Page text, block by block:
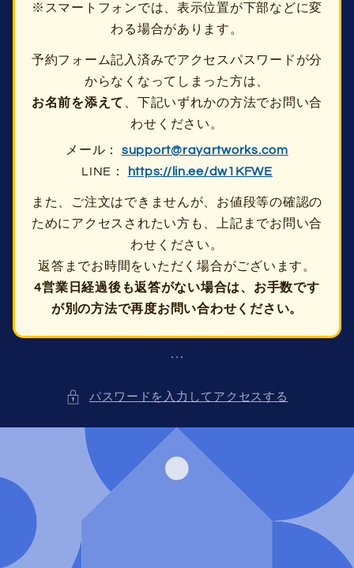
※スマートフォンでは、表示位置が下部などに変
わる場合があります。
予約フォーム記入済みでアクセスパスワードが分
からなくなってしまった方は、
お名前を添えて
、下記いずれかの方法でお問い合
わせください。
メール： support@rayartworks.com
LINE：
https://lin.ee/dw1KFWE
また、ご注文はできませんが、お値段等の確認の
ためにアクセスされたい方も、上記までお問い合
わせください。
返答までお時間をいただく場合がございます。
4営業日経過後も返答がない場合は、お手数です
が別の方法で再度お問い合わせください。
```
パスワードを入力してアクセスする